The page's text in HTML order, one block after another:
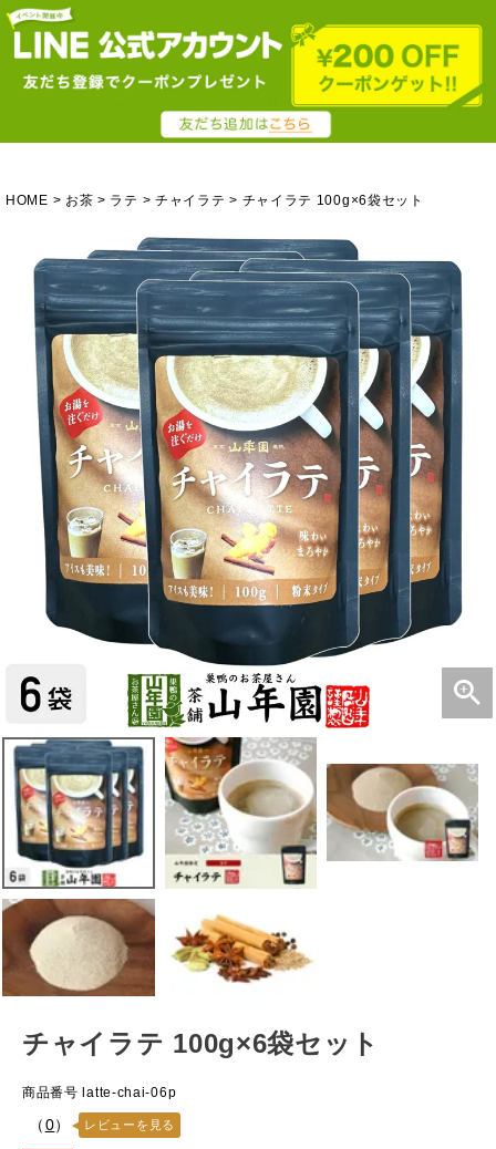
HOME お茶 ラテ チャイラテ チャイラテ 100g×6袋セット
チャイラテ 100g×6袋セット
商品番号 latte-chai-06p
（0） レビューを見る